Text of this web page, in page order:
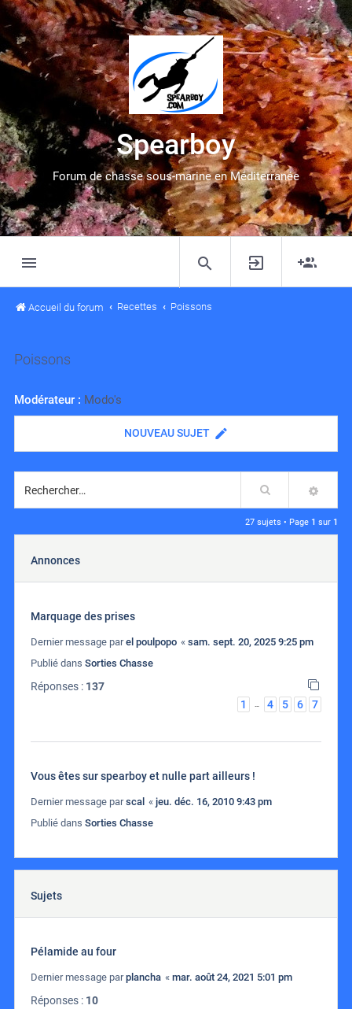
Spearboy
Forum de chasse sous-marine en Méditerranée
Accueil du forum Recettes Poissons
Poissons
Modérateur : Modo's
NOUVEAU SUJET
Rechercher
27 sujets • Page 1 sur 1
Annonces
Marquage des prises
Dernier message parel poulpopo « sam. sept. 20, 2025 9:25 pm
Publié dans Sorties Chasse
Réponses : 137
1
… 4 5 6 7
Vous êtes sur spearboy et nulle part ailleurs !
Dernier message parscal « jeu. déc. 16, 2010 9:43 pm
Publié dans Sorties Chasse
Sujets
Pélamide au four
Dernier message parplancha « mar. août 24, 2021 5:01 pm
Réponses : 10